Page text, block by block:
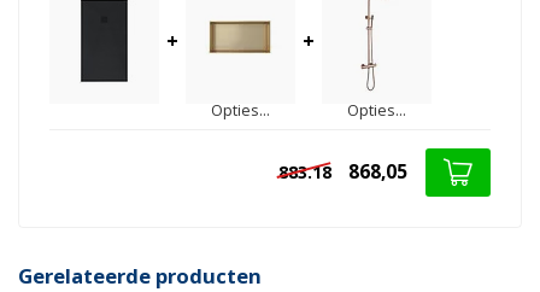
+
Opties...
+
Opties...
883.18 868,05
Gerelateerde producten